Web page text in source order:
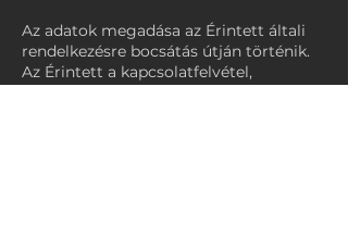
Az adatok megadása az Érintett általi
rendelkezésre bocsátás útján történik.
Az Érintett a kapcsolatfelvétel,